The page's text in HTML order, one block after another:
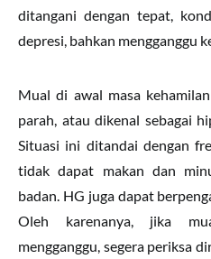
ditangani dengan tepat,
depresi, bahkan mengganggu
Mual di awal masa
parah, atau dikenal sebagai
Situasi ini ditandai dengan
tidak dapat makan dan
badan. HG juga dapat
Oleh karenanya, jika
mengganggu, segera periksa